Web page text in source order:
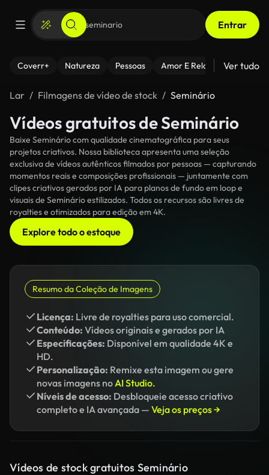
Entrar
Coverr+ Natureza Pessoas Amor E Relacionamentos
Ver tudo
Lar Filmagens de vídeo de stock Seminário
Vídeos gratuitos de Seminário
Baixe Seminário com qualidade cinematográfica para seus
projetos criativos. Nossa biblioteca apresenta uma seleção
exclusiva de vídeos autênticos filmados por pessoas — capturando
momentos reais e composições profissionais — juntamente com
clipes criativos gerados por IA para planos de fundo em loop e
visuais de Seminário estilizados. Todos os recursos são livres de
royalties e otimizados para edição em 4K.
Explore todo o estoque
Resumo da Coleção de Imagens
Licença: Livre de royalties para uso comercial.
Conteúdo: Vídeos originais e gerados por IA
Especificações: Disponível em qualidade 4K e
HD.
Personalização: Remixe esta imagem ou gere
novas imagens noAI Studio.
Níveis de acesso: Desbloqueie acesso criativo
completo e IA avançada — Veja os preços →
Vídeos de stock gratuitos Seminário